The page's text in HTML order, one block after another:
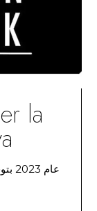
la
عام 2023 بتوقيت الموسيقى من يونيو إلى شهر نوفمبر